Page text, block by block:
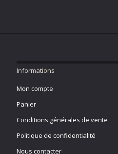
Informations
Mon compte
Panier
Conditions générales de vente
Politique de confidentialité
Nous contacter